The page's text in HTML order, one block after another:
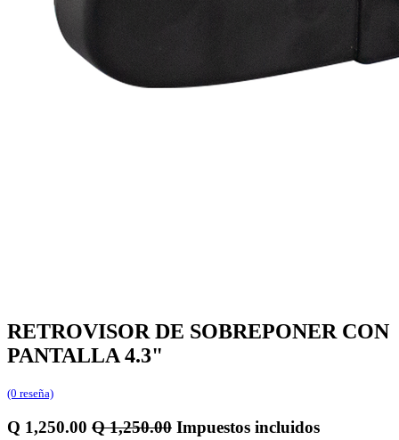
RETROVISOR DE SOBREPONER CON
PANTALLA 4.3"
(0 reseña)
Q 1,250.00 Q1,250.00 Impuestos incluidos